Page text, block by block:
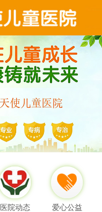
医院动态 爱心公益